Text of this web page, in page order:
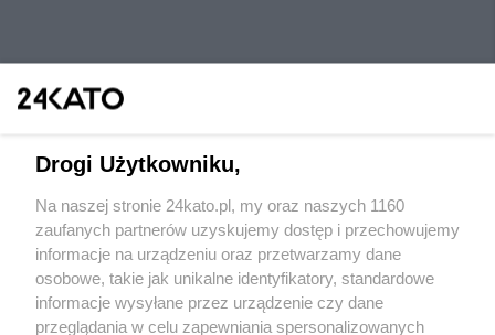
Wydawca mediów lokalnych
Drogi Użytkowniku,
Na naszej stronie 24kato.pl, my oraz naszych 1160
zaufanych partnerów uzyskujemy dostęp i przechowujemy
informacje na urządzeniu oraz przetwarzamy dane
osobowe, takie jak unikalne identyfikatory, standardowe
informacje wysyłane przez urządzenie czy dane
przeglądania w celu zapewniania spersonalizowanych